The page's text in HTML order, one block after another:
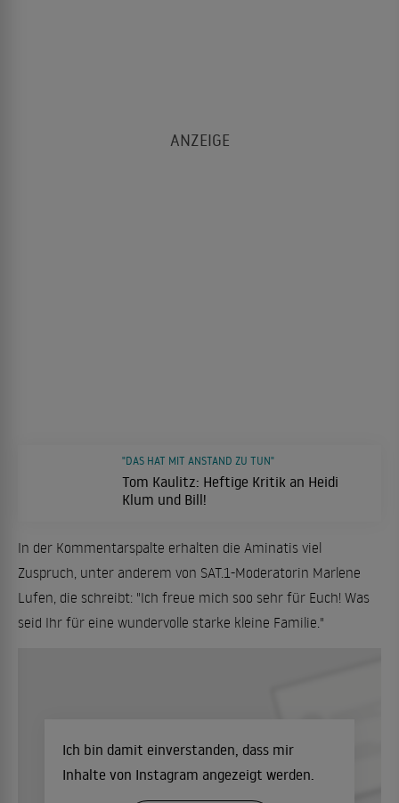
Tom Kaulitz: Heftige Kritik an Heidi
Klum und Bill!
"DAS HAT MIT ANSTAND ZU TUN"
In der Kommentarspalte erhalten die Aminatis viel
Zuspruch, unter anderem von SAT.1-Moderatorin Marlene
Lufen, die schreibt: "Ich freue mich soo sehr für Euch! Was
seid Ihr für eine wundervolle starke kleine Familie."
Ich bin damit einverstanden, dass mir
Inhalte von Instagram angezeigt werden.